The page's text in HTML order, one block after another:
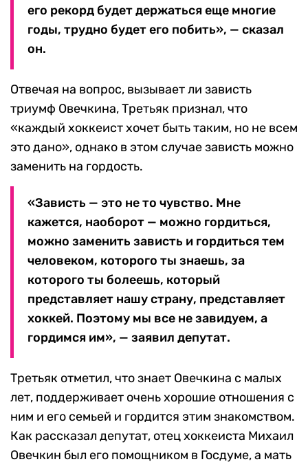
его рекорд будет держаться еще многие
годы, трудно будет его побить», — сказал
он.
Отвечая на вопрос, вызывает ли зависть
триумф Овечкина, Третьяк признал, что
«каждый хоккеист хочет быть таким, но не всем
это дано», однако в этом случае зависть можно
заменить на гордость.
«Зависть — это не то чувство. Мне
кажется, наоборот — можно гордиться,
можно заменить зависть и гордиться тем
человеком, которого ты знаешь, за
которого ты болеешь, который
представляет нашу страну, представляет
хоккей. Поэтому мы все не завидуем, а
гордимся им», — заявил депутат.
Третьяк отметил, что знает Овечкина с малых
лет, поддерживает очень хорошие отношения с
ним и его семьей и гордится этим знакомством.
Как рассказал депутат, отец хоккеиста Михаил
Овечкин был его помощником в Госдуме, а мать